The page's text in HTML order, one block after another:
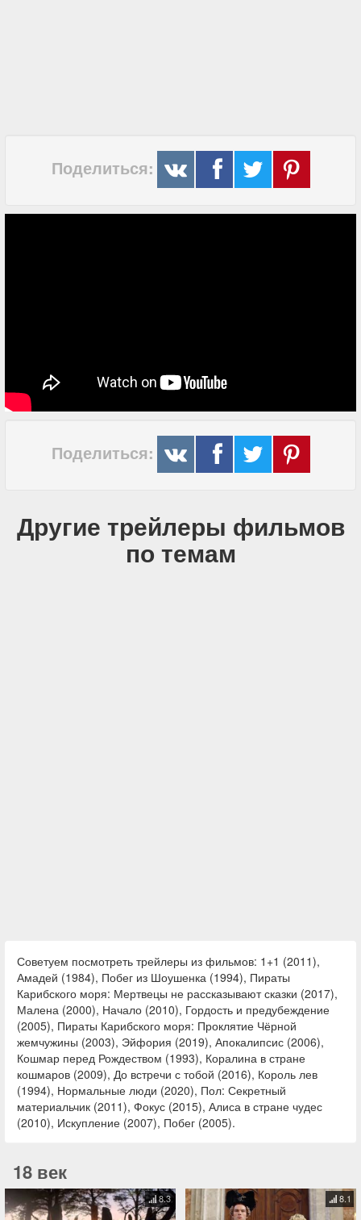
Поделиться:
Поделиться:
Другие трейлеры фильмов
по темам
Советуем посмотреть трейлеры из фильмов: 1+1 (2011),
Амадей (1984), Побег из Шоушенка (1994), Пираты
Карибского моря: Мертвецы не рассказывают сказки (2017),
Малена (2000), Начало (2010), Гордость и предубеждение
(2005), Пираты Карибского моря: Проклятие Чёрной
жемчужины (2003), Эйфория (2019), Апокалипсис (2006),
Кошмар перед Рождеством (1993), Коралина в стране
кошмаров (2009), До встречи с тобой (2016), Король лев
(1994), Нормальные люди (2020), Пол: Секретный
материальчик (2011), Фокус (2015), Алиса в стране чудес
(2010), Искупление (2007), Побег (2005).
18 век
8.3 8.1